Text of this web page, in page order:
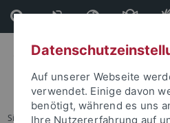
Direkt
zum
Inhalt
Direkt
zur
Fußleiste
Sie sind hier: Startseite ... 8
Auf unserer Webseite
verwendet. Einige davon
benötigt, während es uns
Ihre Nutzererfahrung auf